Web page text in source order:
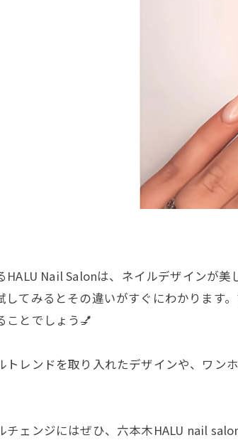
HALU Nail Salonは、ネイルデザインが
してみるとその違いがすぐにわかります
ことでしょう💅
トレンドを取り入れたデザインや、ワン
チェンジにはぜひ、六本木HALU nail